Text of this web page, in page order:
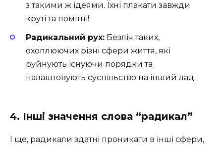
з такими ж ідеями. Їхні плакати завжди
круті та помітні!
Радикальний рух: Безліч таких,
охоплюючих різні сфери життя, які
руйнують існуючи порядки та
налаштовують суспільство на інший лад.
4. Інші значення слова “радикал”
І ще, радикали здатні проникати в інші сфери,